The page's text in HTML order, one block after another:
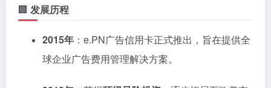
🏢 发展历程
2015年 ：e.PN广告信用卡正式推出，旨在提供全
球企业广告费用管理解决方案。